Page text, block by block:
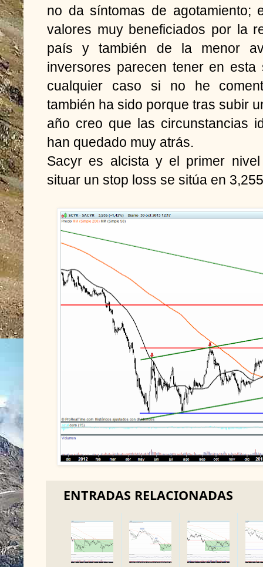
no da síntomas de agotamiento;
valores muy beneficiados por la
país y también de la menor
inversores parecen tener en
cualquier caso si no he
también ha sido porque tras subir
año creo que las circunstancias
han quedado muy atrás.
Sacyr es alcista y el primer
situar un stop loss se sitúa en
ENTRADAS RELACIONADAS